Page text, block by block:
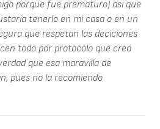
porque fue prematuro) asi que
tenerlo en mi casa o en un
que respetan las deciciones
todo por protocolo que creo
que esa maravilla de
pues no la recomiendo